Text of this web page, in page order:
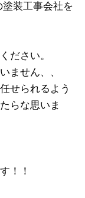
装工事会社を
ださい。
ません、、
せられるよう
らな思いま
！！